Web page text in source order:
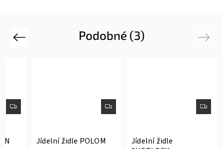
Podobné (3)
Previous
Jídelní židle POLOM
Jídelní židle
Next